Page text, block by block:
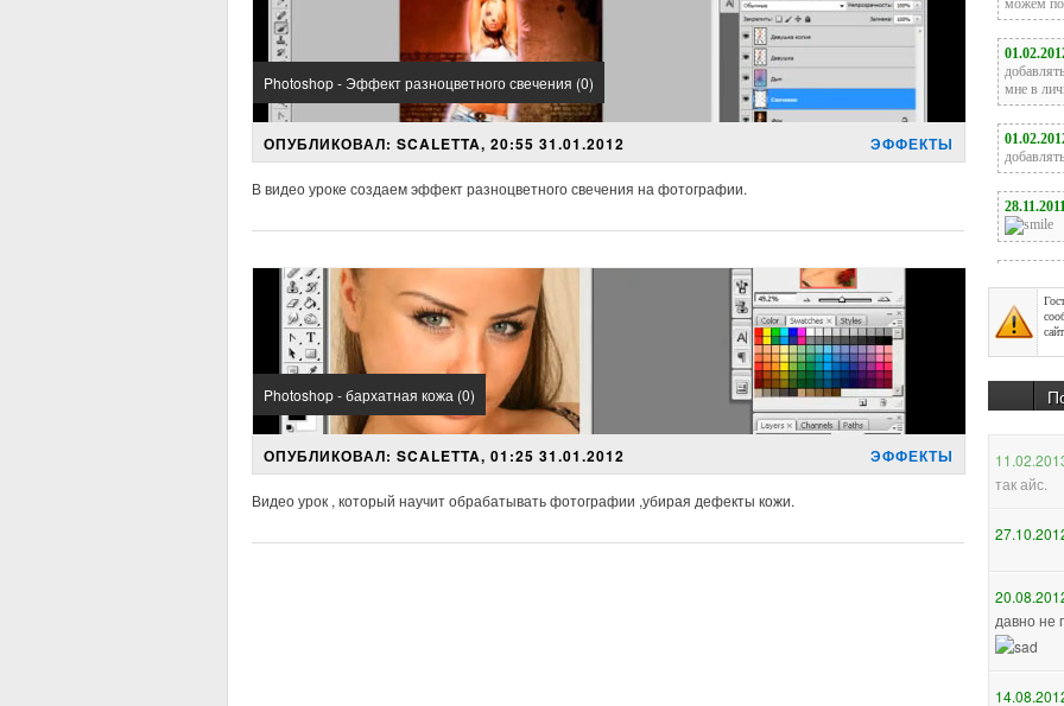
Photoshop - Эффект разноцветного свечения (0)
ОПУБЛИКОВАЛ: SCALETTA, 20:55 31.01.2012 ЭФФЕКТЫ
В видео уроке создаем эффект разноцветного свечения на фотографии.
Photoshop - бархатная кожа (0)
ОПУБЛИКОВАЛ: SCALETTA, 01:25 31.01.2012 ЭФФЕКТЫ
Видео урок , который научит обрабатывать фотографии ,убирая дефекты кожи.
давно не